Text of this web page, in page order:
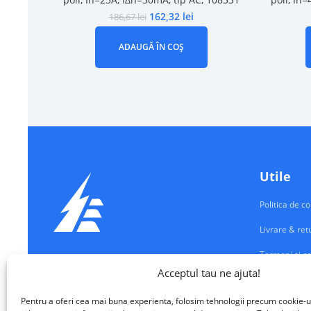
Acceptul tau ne ajuta!
Pentru a oferi cea mai buna experienta, folosim tehnologii precum cookie-
186,67lei 162,32 lei
ADAUGĂ ÎN COȘ
Echipamente Electrice
Utile
Politica de
Livrare &
Termeni si
Contul meu
Contact